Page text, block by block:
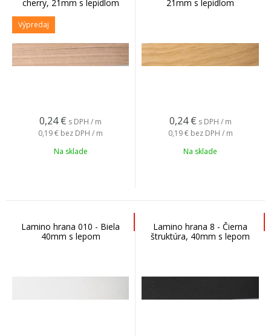
cherry, 21mm s lepidlom
Výpredaj
0,24 € s DPH / m
0,19 € bez DPH / m
Na sklade
21mm s lepidlom
0,24 € s DPH / m
0,19 € bez DPH / m
Na sklade
Lamino hrana 010 - Biela
40mm s lepom
Lamino hrana 8 - Čierna
štruktúra, 40mm s lepom